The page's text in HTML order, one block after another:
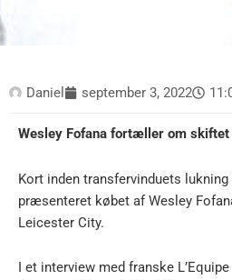
Daniel september 3, 2022
Wesley Fofana fortæller om skiftet
Kort inden transfervinduets lukning
præsenteret købet af Wesley
Leicester City.
I et interview med franske